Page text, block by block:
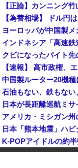
ヨーロッパが中国製
クビになったバイト